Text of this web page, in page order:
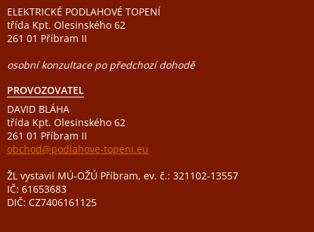
ELEKTRICKÉ PODLAHOVÉ TOPENÍ
třída Kpt. Olesinského 62
261 01 Příbram II
osobní konzultace po předchozí dohodě
PROVOZOVATEL
DAVID BLÁHA
třída Kpt. Olesinského 62
261 01 Příbram II
obchod@podlahove-topeni.eu
ŽL vystavil MÚ-OŽÚ Příbram, ev. č.: 321102-13557
IČ: 61653683
DIČ: CZ7406161125